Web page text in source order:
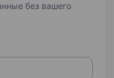
без вашего